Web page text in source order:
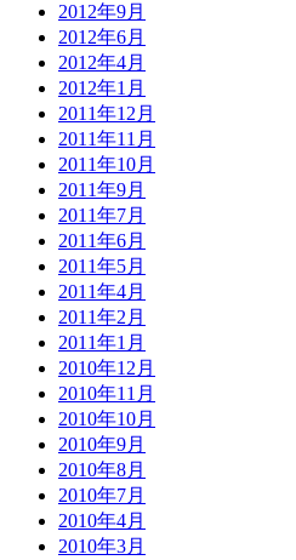
2012年9月
2012年6月
2012年4月
2012年1月
2011年12月
2011年11月
2011年10月
2011年9月
2011年7月
2011年6月
2011年5月
2011年4月
2011年2月
2011年1月
2010年12月
2010年11月
2010年10月
2010年9月
2010年8月
2010年7月
2010年4月
2010年3月